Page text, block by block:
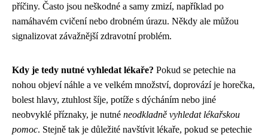
příčiny. Často jsou neškodné a samy zmizí, například po
namáhavém cvičení nebo drobném úrazu. Někdy ale můžou
signalizovat závažnější zdravotní problém.
Kdy je tedy nutné vyhledat lékaře? Pokud se petechie na
nohou objeví náhle a ve velkém množství, doprovází je horečka,
bolest hlavy, ztuhlost šíje, potíže s dýcháním nebo jiné
neobvyklé příznaky, je nutné neodkladně vyhledat lékařskou
pomoc. Stejně tak je důležité navštívit lékaře, pokud se petechie